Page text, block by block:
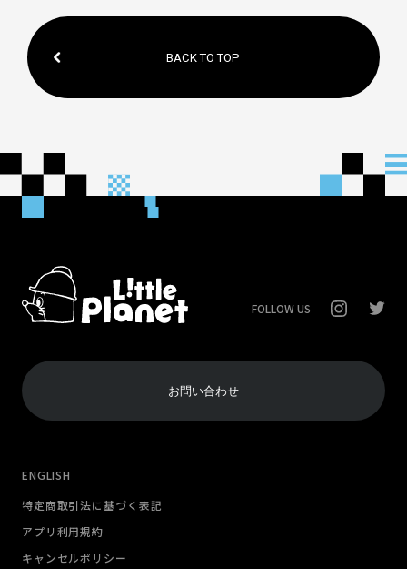
BACK TO TOP
FOLLOW US
お問い合わせ
ENGLISH
特定商取引法に基づく表記
アプリ利用規約
キャンセルポリシー